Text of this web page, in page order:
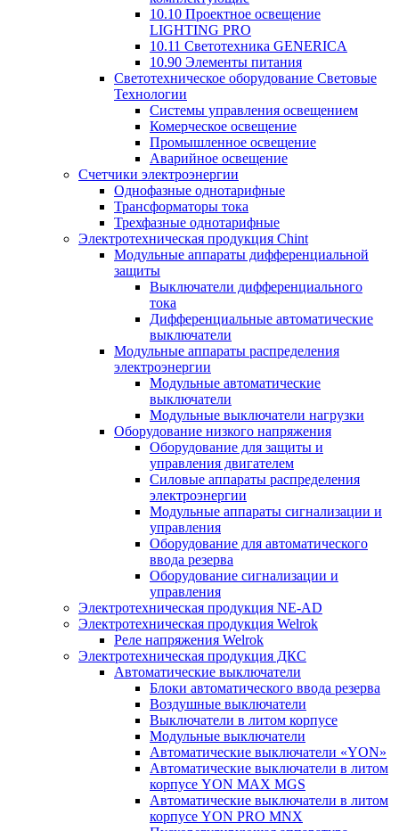
10.10 Проектное освещение
LIGHTING PRO
10.11 Светотехника GENERICA
10.90 Элементы питания
Светотехническое оборудование Световые
Технологии
Системы управления освещением
Комерческое освещение
Промышленное освещение
Аварийное освещение
Счетчики электроэнергии
Однофазные однотарифные
Трансформаторы тока
Трехфазные однотарифные
Электротехническая продукция Chint
Модульные аппараты дифференциальной
защиты
Выключатели дифференциального
тока
Дифференциальные автоматические
выключатели
Модульные аппараты распределения
электроэнергии
Модульные автоматические
выключатели
Модульные выключатели нагрузки
Оборудование низкого напряжения
Оборудование для защиты и
управления двигателем
Силовые аппараты распределения
электроэнергии
Модульные аппараты сигнализации и
управления
Оборудование для автоматического
ввода резерва
Оборудование сигнализации и
управления
Электротехническая продукция NE-AD
Электротехническая продукция Welrok
Реле напряжения Welrok
Электротехническая продукция ДКС
Автоматические выключатели
Блоки автоматического ввода резерва
Воздушные выключатели
Выключатели в литом корпусе
Модульные выключатели
Автоматические выключатели «YON»
Автоматические выключатели в литом
корпусе YON MAX MGS
Автоматические выключатели в литом
корпусе YON PRO MNX